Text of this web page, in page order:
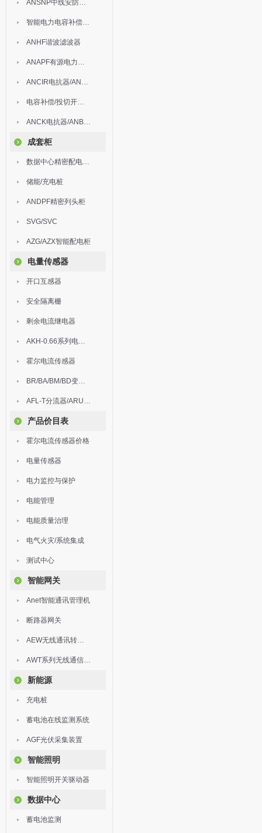
ANSNP中线安防保护器
智能电力电容补偿装置
ANHF谐波滤波器
ANAPF有源电力滤波器
ANCIR电抗器/ANHPD300谐波保护器
电容补偿/投切开关/ARC
ANCK电抗器/ANBSMJ自愈式低压并联电容器
成套柜
数据中心精密配电监控装置
储能/充电桩
ANDPF精密列头柜
SVG/SVC
AZG/AZX智能配电柜
电量传感器
开口互感器
安全隔离栅
剩余电流继电器
AKH-0.66系列电流互感器
霍尔电流传感器
BR/BA/BM/BD变送器
AFL-T分流器/ARU浪涌保护器
产品价目表
霍尔电流传感器价格
电量传感器
电力监控与保护
电能管理
电能质量治理
电气火灾/系统集成
测试中心
智能网关
Anet智能通讯管理机
断路器网关
AEW无线通讯转换器
AWT系列无线通信终端
新能源
充电桩
蓄电池在线监测系统
AGF光伏采集装置
智能照明
智能照明开关驱动器
数据中心
蓄电池监测